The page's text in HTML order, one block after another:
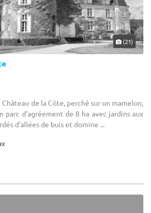
(21)
Château de la Côte, perché sur un mamelon,
d'agréement de 8 ha avec jardins aux
d'allées de buis et domine ...